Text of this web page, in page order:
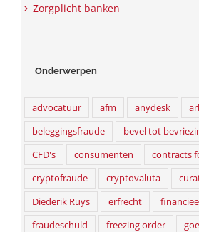
Zorgplicht banken
Onderwerpen
advocatuur afm anydesk
beleggingsfraude
bevel tot
CFD's
consumenten
contracts
cryptofraude
cryptovaluta
Diederik Ruys
erfrecht
fraudeschuld
freezing order